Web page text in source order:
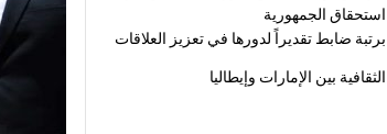
استحقاق الجمهورية
برتبة ضابط تقديراً لدورها في تعزيز العلاقات
الثقافية بين الإمارات وإيطاليا